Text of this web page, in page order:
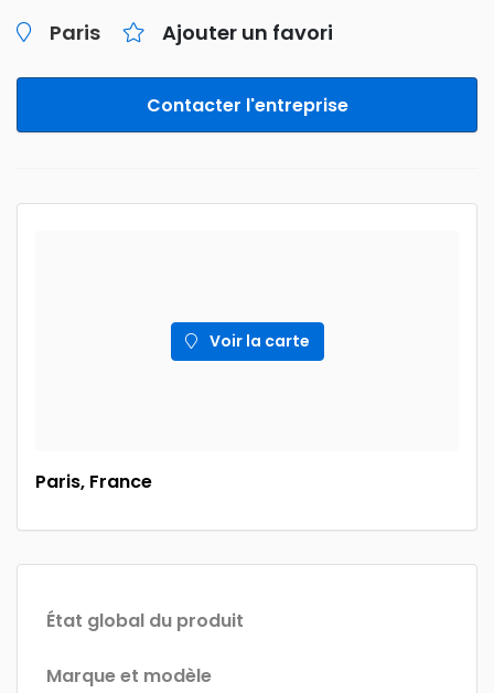
Paris Ajouter un favori
Contacter l'entreprise
Voir la carte
Paris, France
État global du produit
Marque et modèle